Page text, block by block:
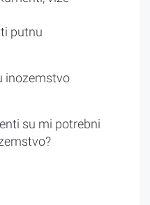
putnu
inozemstvo
su mi potrebni